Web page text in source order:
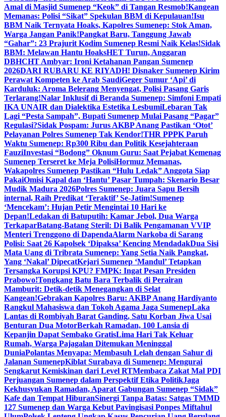
Amal di Masjid Sumenep “Keok” di Tangan Resmob!Kangean
Memanas: Polisi “Sikat” Spekulan BBM di Kepulauan!Isu
BBM Naik Ternyata Hoaks, Kapolres Sumenep: Stok Aman,
Warga Jangan Panik!Pangkat Baru, Tanggung Jawab
“Gahar”: 23 Prajurit Kodim Sumenep Resmi Naik Kelas!Sidak
BBM: Melawan Hantu HoaksHET Turun, Anggaran
DBHCHT Ambyar: Ironi Ketahanan Pangan Sumenep
2026DARI RUBARU KE RIYADH! Disnaker Sumenep Kirim
Perawat Kompeten ke Arab SaudiGeger Sumur ‘Api’ di
Karduluk: Aroma Belerang Menyengat, Polisi Pasang Garis
Terlarang!Nalar Inklusif di Beranda Sumenep: Simfoni Empati
IKA UNAIR dan Dialektika Estetika LesbumiLebaran Tak
Lagi “Pesta Sampah”, Bupati Sumenep Mulai Pasang “Pagar”
Regulasi?Sidak Pospam: Jurus AKBP Anang Pastikan ‘Otot’
Pelayanan Polres Sumenep Tak Kendor!THR PPPK Paruh
Waktu Sumenep: Rp300 Ribu dan Politik Kesejahteraan
FauziInvestasi “Bodong” Oknum Guru: Saat Pejabat Kemenag
Sumenep Terseret ke Meja PolisiHormuz Memanas,
Wakapolres Sumenep Pastikan “Hulu Ledak” Anggota Siap
PakaiOmisi Kapal dan ‘Hantu’ Pasar Tumpah: Skenario Besar
Mudik Madura 2026Polres Sumenep: Juara Sapu Bersih
internal, Raih Predikat ‘Teraktif’ Se-Jatim!Sumenep
‘Mencekam’: Hujan Petir Mengintai 10 Hari ke
Depan!Ledakan di Batuputih: Kamar Jebol, Dua Warga
TerkaparBatang-Batang Steril: Di Balik Pengamanan VVIP
Menteri Trenggono di DapendaAlarm Narkoba di Sarang
Polisi: Saat 26 Kapolsek ‘Dipaksa’ Kencing MendadakDua Sisi
Mata Uang di Tribrata Sumenep: Yang Setia Naik Pangkat,
Yang ‘Nakal’ DipecatKejari Sumenep ‘Mandul’ Tetapkan
Tersangka Korupsi KPU? FMPK: Ingat Pesan Presiden
Prabowo!Tongkang Batu Bara Terbalik di Perairan
Mamburit: Detik-detik Menegangkan di Selat
Kangean!Gebrakan Kapolres Baru: AKBP Anang Hardiyanto
Rangkul Mahasiswa dan Tokoh Agama Jaga SumenepLaka
Lantas di Rombiyah Barat Ganding, Satu Korban Jiwa Usai
Benturan Dua MotorBerkah Ramadan, 100 Lansia di
Kepanjin Dapat Sembako GratisLima Hari Tak Keluar
Rumah, Warga Pajagalan Ditemukan Meninggal
DuniaPolantas Menyapa: Membasuh Lelah dengan Sahur di
Jalanan SumenepKiblat Surabaya di Sumenep: Mengurai
Sengkarut Kemiskinan dari Level RTMembaca Zakat Mal PDI
Perjuangan Sumenep dalam Perspektif Etika PolitikJaga
Kekhusyukan Ramadan, Aparat Gabungan Sumenep “Sidak”
Kafe dan Tempat HiburanSinergi Tanpa Batas: Satgas TMMD
127 Sumenep dan Warga Kebut Pavingisasi Ponpes Miftahul